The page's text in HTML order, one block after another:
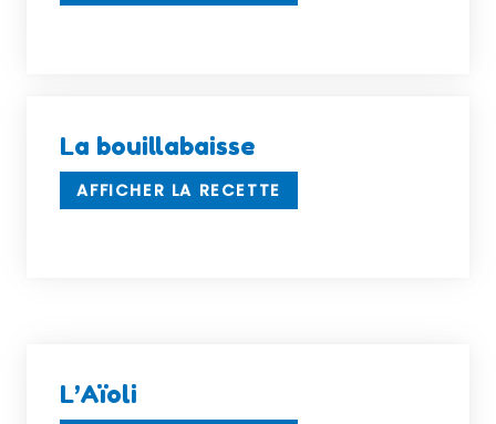
La bouillabaisse
AFFICHER LA RECETTE
L’Aïoli